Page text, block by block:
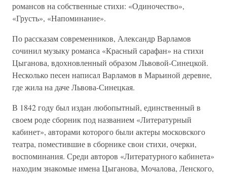
романсов на собственные стихи: «Одиночество»,
«Грусть», «Напоминание».
По рассказам современников, Александр Варламов
сочинил музыку романса «Красный сарафан» на стихи
Цыганова, вдохновленный образом Львовой-Синецкой.
Несколько песен написал Варламов в Марьиной деревне,
где жила на даче Львова-Синецкая.
В 1842 году был издан любопытный, единственный в
своем роде сборник под названием «Литературный
кабинет», авторами которого были актеры московского
театра, поместившие в сборнике свои стихи, очерки,
воспоминания. Среди авторов «Литературного кабинета»
находим знакомые имена Цыганова, Мочалова, Ленского,